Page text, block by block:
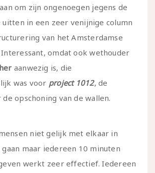
om zijn ongenoegen jegens de
uitten in een zeer venijnige column
van het Amsterdamse
omdat ook wethouder
aanwezig is, die
was voor project 1012, de
opschoning van de wallen.
niet gelijk met elkaar in
maar iedereen 10 minuten
werkt zeer effectief. Iedereen